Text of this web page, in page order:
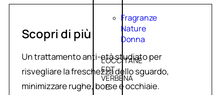
Fragranze
Nature
Donna
L’OCCITANE
EDT
VERBENA
E
Scopri di più
Un trattamento anti-età studiato per
risvegliare la freschezza dello sguardo,
minimizzare rughe, borse e occhiaie.